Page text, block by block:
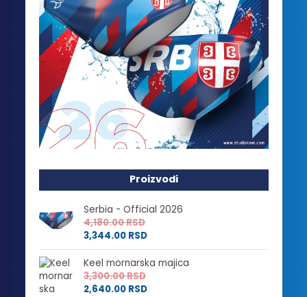
Proizvodi
Serbia - Official 2026
4,180.00RSD
3,344.00 RSD
Keel mornarska majica
3,300.00RSD
2,640.00 RSD